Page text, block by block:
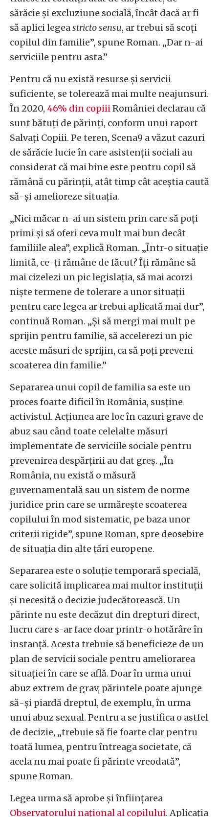
sărăcie și excluziune socială, încât dacă ar fi
să aplici legeastricto sensu, ar trebui să scoți
copilul din familie”, spune Roman. „Dar n-ai
serviciile pentru asta.”
Pentru că nu există resurse și servicii
suficiente, se tolerează mai multe neajunsuri.
În 2020, 46% din copiiiRomâniei declarau că
sunt bătuți de părinți, conform unui raport
Salvați Copiii. Pe teren, Scena9 a văzut cazuri
de sărăcie lucie în care asistenții sociali au
considerat că mai bine este pentru copil să
rămână cu părinții, atât timp cât aceștia caută
să-și amelioreze situația.
„Nici măcar n-ai un sistem prin care să poți
primi și să oferi ceva mult mai bun decât
familiile alea”, explică Roman. „Într-o situație
limită, ce-ți rămâne de făcut? Îți rămâne să
mai cizelezi un pic legislația, să mai acorzi
niște termene de tolerare a unor situații
pentru care legea ar trebui aplicată mai dur”,
continuă Roman. „Și să mergi mai mult pe
sprijin pentru familie, să accelerezi un pic
aceste măsuri de sprijin, ca să poți preveni
scoaterea din familie.”
Separarea unui copil de familia sa este un
proces foarte dificil în România, susține
activistul. Acțiunea are loc în cazuri grave de
abuz sau când toate celelalte măsuri
implementate de serviciile sociale pentru
prevenirea despărțirii au dat greș. „În
România, nu există o măsură
guvernamentală sau un sistem de norme
juridice prin care se urmărește scoaterea
copilului în mod sistematic, pe baza unor
criterii rigide”, spune Roman, spre deosebire
de situația din alte țări europene.
Separarea este o soluție temporară specială,
care solicită implicarea mai multor instituții
și necesită o decizie judecătorească. Un
părinte nu este decăzut din drepturi direct,
lucru care s-ar face doar printr-o hotărâre în
instanță. Acesta trebuie să beneficieze de un
plan de servicii sociale pentru ameliorarea
situației în care se află. Doar în urma unui
abuz extrem de grav, părintele poate ajunge
să-și piardă dreptul, de exemplu, în urma
unui abuz sexual. Pentru a se justifica o astfel
de decizie, „trebuie să fie foarte clar pentru
toată lumea, pentru întreaga societate, că
acela nu mai poate fi părinte vreodată”,
spune Roman.
Legea urma să aprobe și înființarea
Observatorului național al copilului. Aplicația